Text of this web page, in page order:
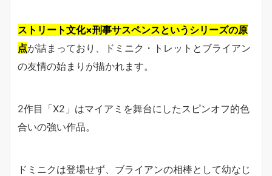
ストリート文化×刑事サスペンスというシリーズの原
点が詰まっており、ドミニク・トレットとブライアン
の友情の始まりが描かれます。
2作目「X2」はマイアミを舞台にしたスピンオフ的色
合いの強い作品。
ドミニクは登場せず、ブライアンの相棒として幼なじ